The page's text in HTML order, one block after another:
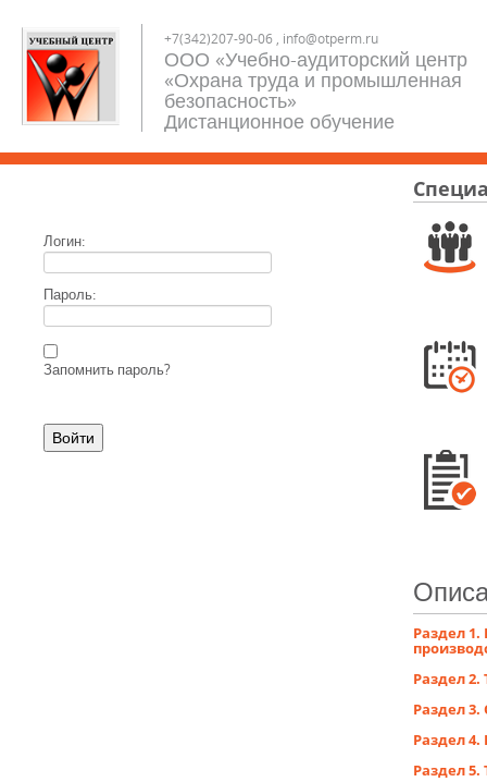
+7(342)207-90-06 , info@otperm.ru
ООО «Учебно-аудиторский центр
«Охрана труда и промышленная
безопасность»
Дистанционное обучение
Логин:
Пароль:
Запомнить пароль?
Раздел
Раздел
Раздел
Раздел
Раздел